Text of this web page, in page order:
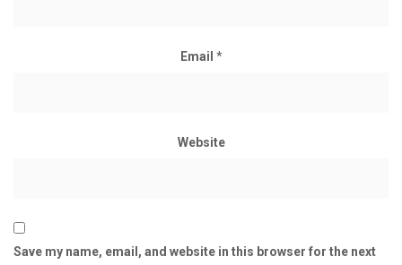
Email *
Website
Save my name, email, and website in this browser for the next